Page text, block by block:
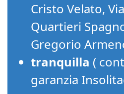
Cristo Velato,
Quartieri
Gregorio
tranquilla (
garanzia